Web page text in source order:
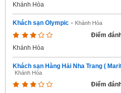
Khánh Hòa
Khách sạn Olympic - Khánh Hòa
Điểm
Khánh Hòa
Khách sạn Hàng Hải Nha Trang (
Khánh Hòa
Điểm